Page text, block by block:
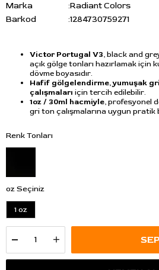
Marka
:Radiant Colors
Barkod
:1284730759271
Victor Portugal V3, black and
açık gölge tonları hazırlamak için
dövme boyasıdır.
Hafif gölgelendirme, yumuşak
çalışmaları için tercih edilebilir.
1oz / 30ml hacmiyle, profesyonel
gri ton çalışmalarına uygun pratik
Renk Tonları
oz Seçiniz
1 oz